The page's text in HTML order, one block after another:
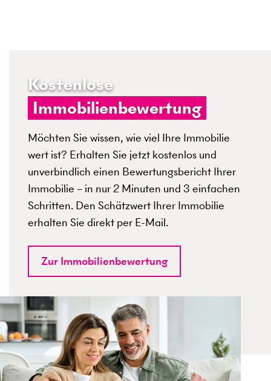
Kostenlose
Immobilienbewertung
Möchten Sie wissen, wie viel Ihre Immobilie
wert ist? Erhalten Sie jetzt kostenlos und
unverbindlich einen Bewertungsbericht Ihrer
Immobilie – in nur 2 Minuten und 3 einfachen
Schritten. Den Schätzwert Ihrer Immobilie
erhalten Sie direkt per E-Mail.
Zur Immobilienbewertung